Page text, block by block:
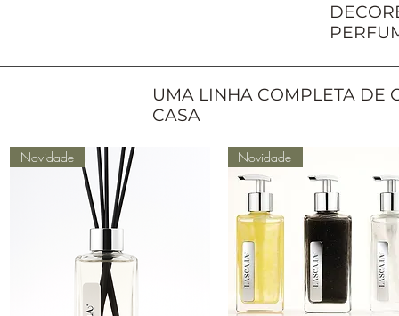
UMA LINHA COMPLETA DE
CASA
Novidade Novidade